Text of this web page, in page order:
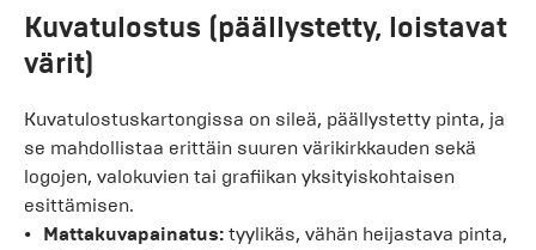
Kuvatulostus (päällystetty, loistavat
värit)
Kuvatulostuskartongissa on sileä, päällystetty pinta, ja
se mahdollistaa erittäin suuren värikirkkauden sekä
logojen, valokuvien tai grafiikan yksityiskohtaisen
esittämisen.
Mattakuvapainatus: tyylikäs, vähän heijastava pinta,